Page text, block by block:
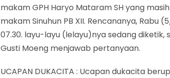
makam GPH Haryo Mataram SH yang
makam Sinuhun PB XII. Rencananya, Rabu
07.30. layu-layu (lelayu)nya sedang diketik,
Gusti Moeng menjawab pertanyaan.
UCAPAN DUKACITA : Ucapan dukacita